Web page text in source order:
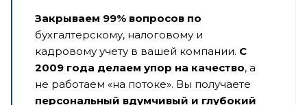
Закрываем 99% вопросов по
бухгалтерскому, налоговому и
кадровому учету в вашей компании. С
2009 года делаем упор на качество, а
не работаем «на потоке». Вы получаете
персональный вдумчивый и глубокий